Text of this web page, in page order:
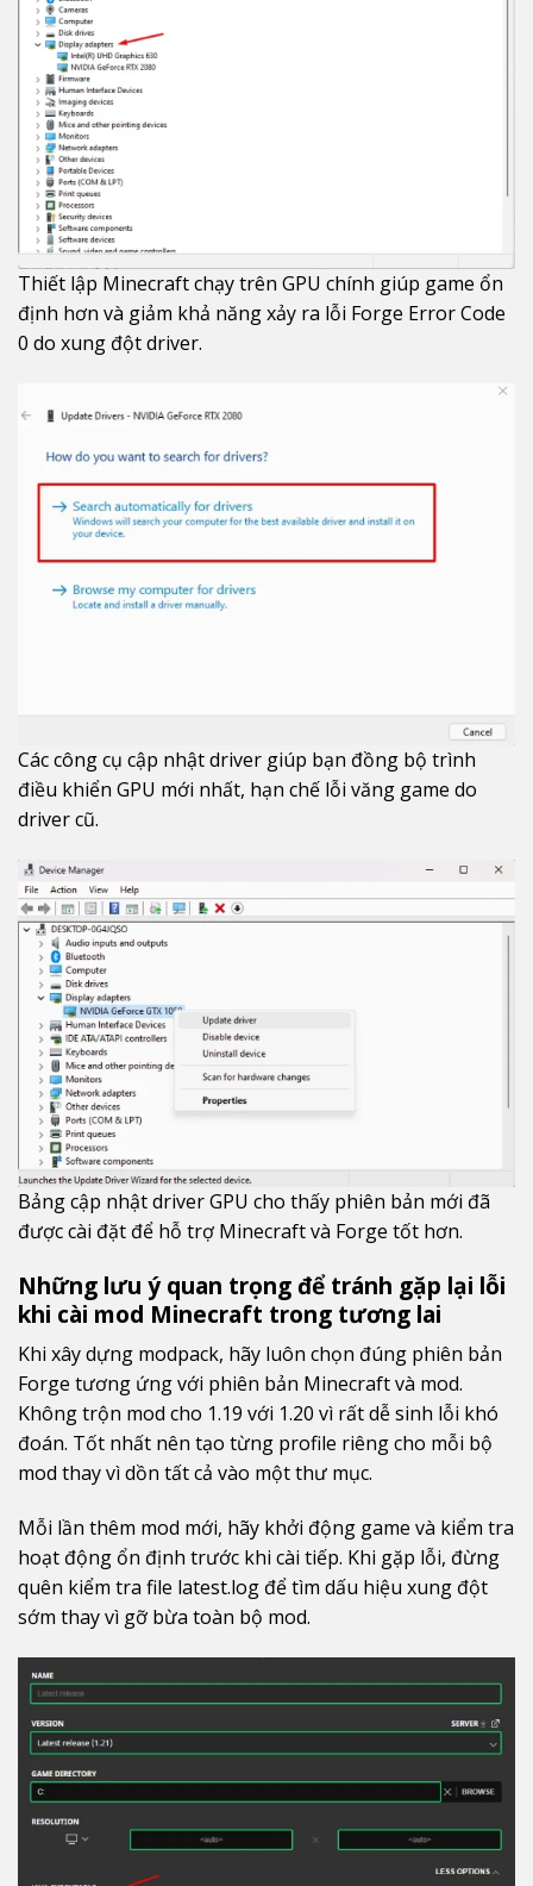
Thiết lập Minecraft chạy trên GPU chính giúp game ổn
định hơn và giảm khả năng xảy ra lỗi Forge Error Code
0 do xung đột driver.
Các công cụ cập nhật driver giúp bạn đồng bộ trình
điều khiển GPU mới nhất, hạn chế lỗi văng game do
driver cũ.
Bảng cập nhật driver GPU cho thấy phiên bản mới đã
được cài đặt để hỗ trợ Minecraft và Forge tốt hơn.
Những lưu ý quan trọng để tránh gặp lại lỗi
khi cài mod Minecraft trong tương lai
Khi xây dựng modpack, hãy luôn chọn đúng phiên bản
Forge tương ứng với phiên bản Minecraft và mod.
Không trộn mod cho 1.19 với 1.20 vì rất dễ sinh lỗi khó
đoán. Tốt nhất nên tạo từng profile riêng cho mỗi bộ
mod thay vì dồn tất cả vào một thư mục.
Mỗi lần thêm mod mới, hãy khởi động game và kiểm tra
hoạt động ổn định trước khi cài tiếp. Khi gặp lỗi, đừng
quên kiểm tra file latest.log để tìm dấu hiệu xung đột
sớm thay vì gỡ bừa toàn bộ mod.